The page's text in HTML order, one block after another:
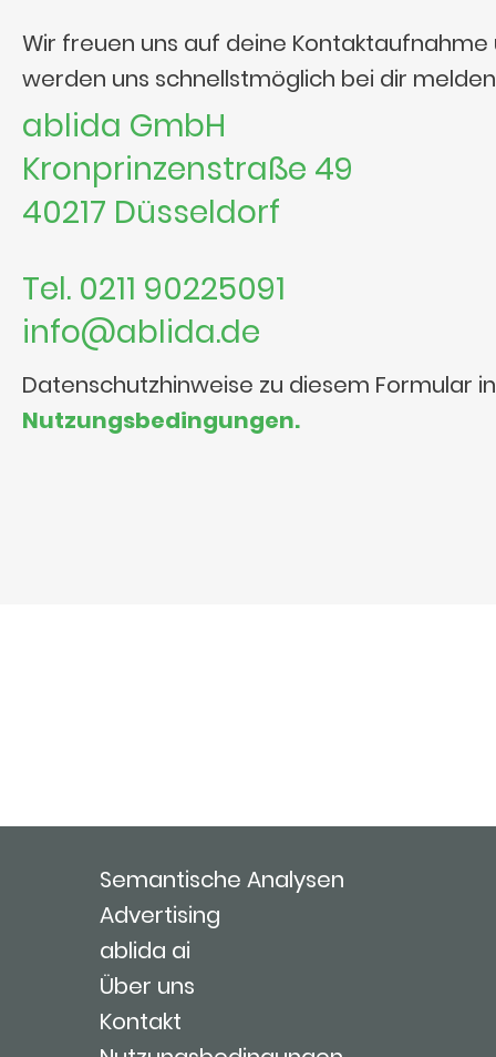
Wir freuen uns auf deine Kontaktaufnahme
werden uns schnellstmöglich bei dir
ablida GmbH
Kronprinzenstraße 49
40217 Düsseldorf
Tel. 0211 90225091
info@ablida.de
Datenschutzhinweise zu diesem Formular
Nutzungsbedingungen.
Semantische Analysen
Advertising
ablida ai
Über uns
Kontakt